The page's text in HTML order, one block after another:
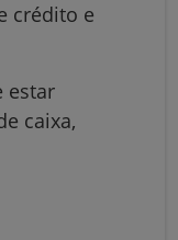
crédito e
estar
caixa,